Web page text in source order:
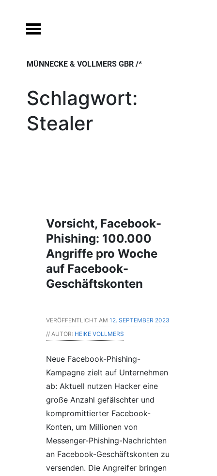
content
MÜNNECKE & VOLLMERS GBR /*
Schlagwort:
Stealer
Vorsicht, Facebook-
Phishing: 100.000
Angriffe pro Woche
auf Facebook-
Geschäftskonten
VERÖFFENTLICHT AM 12. SEPTEMBER 2023
// AUTOR: HEIKE VOLLMERS
Neue Facebook-Phishing-
Kampagne zielt auf Unternehmen
ab: Aktuell nutzen Hacker eine
große Anzahl gefälschter und
kompromittierter Facebook-
Konten, um Millionen von
Messenger-Phishing-Nachrichten
an Facebook-Geschäftskonten zu
versenden. Die Angreifer bringen